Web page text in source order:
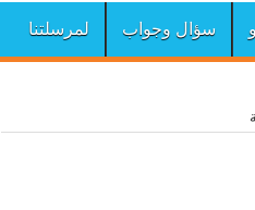
سؤال وجواب لمرسلتنا